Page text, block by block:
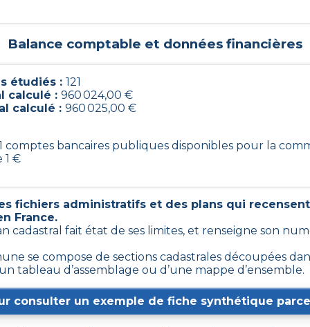
Balance comptable et données financières
étudiés : 121
calculé : 960 024,00 €
calculé : 960 025,00 €
comptes bancaires publiques disponibles pour la
1 €
fichiers administratifs et des plans qui
France.
cadastral fait état de ses limites, et renseigne son
se compose de sections cadastrales découpées
tableau d’assemblage ou d’une mappe d’ensemble.
consulter un exemple de fiche synthétique